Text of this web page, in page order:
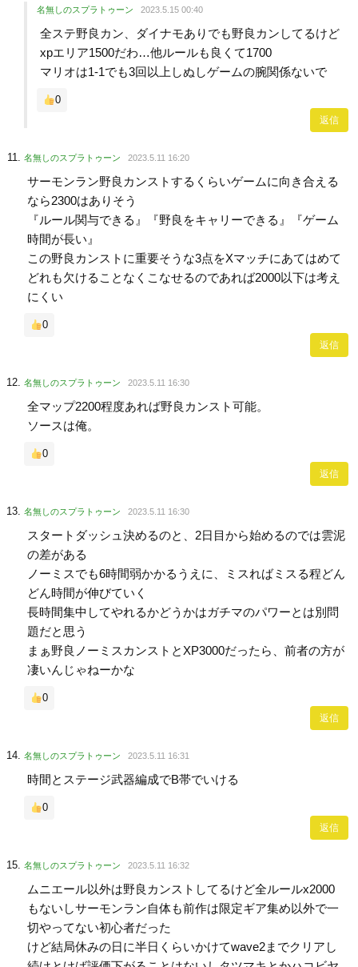
名無しのスプラトゥーン 2023.5.15 00:40
全ステ野良カン、ダイナモありでも野良カンしてるけど
xpエリア1500だわ…他ルールも良くて1700
マリオは1-1でも3回以上しぬしゲームの腕関係ないで
0
返信
名無しのスプラトゥーン 2023.5.11 16:20
サーモンラン野良カンストするくらいゲームに向き合える
なら2300はありそう
『ルール関与できる』『野良をキャリーできる』『ゲーム
時間が長い』
この野良カンストに重要そうな3点をXマッチにあてはめて
どれも欠けることなくこなせるのであれば2000以下は考え
にくい
0
返信
名無しのスプラトゥーン 2023.5.11 16:30
全マップ2200程度あれば野良カンスト可能。
ソースは俺。
0
返信
名無しのスプラトゥーン 2023.5.11 16:30
スタートダッシュ決めるのと、2日目から始めるのでは雲泥
の差がある
ノーミスでも6時間弱かかるうえに、ミスればミスる程どん
どん時間が伸びていく
長時間集中してやれるかどうかはガチマのパワーとは別問
題だと思う
まぁ野良ノーミスカンストとXP3000だったら、前者の方が
凄いんじゃねーかな
0
返信
名無しのスプラトゥーン 2023.5.11 16:31
時間とステージ武器編成でB帯でいける
0
返信
名無しのスプラトゥーン 2023.5.11 16:32
ムニエール以外は野良カンストしてるけど全ルールx2000
もないしサーモンラン自体も前作は限定ギア集め以外で一
切やってない初心者だった
けど結局休みの日に半日くらいかけてwave2までクリアし